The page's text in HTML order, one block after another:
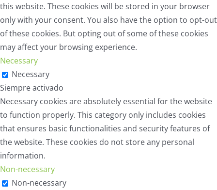
this website. These cookies will be stored in your browser
only with your consent. You also have the option to opt-out
of these cookies. But opting out of some of these cookies
may affect your browsing experience.
Necessary
Necessary
Siempre activado
Necessary cookies are absolutely essential for the website
to function properly. This category only includes cookies
that ensures basic functionalities and security features of
the website. These cookies do not store any personal
information.
Non-necessary
Non-necessary